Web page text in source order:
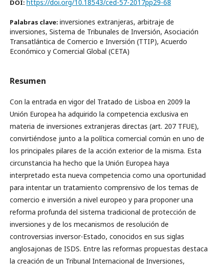
DOI: https://doi.org/10.18543/ced-57-2017pp29-68
Palabras clave: inversiones extranjeras, arbitraje de
inversiones, Sistema de Tribunales de Inversión, Asociación
Transatlántica de Comercio e Inversión (TTIP), Acuerdo
Económico y Comercial Global (CETA)
Resumen
Con la entrada en vigor del Tratado de Lisboa en 2009 la
Unión Europea ha adquirido la competencia exclusiva en
materia de inversiones extranjeras directas (art. 207 TFUE),
convirtiéndose junto a la política comercial común en uno de
los principales pilares de la acción exterior de la misma. Esta
circunstancia ha hecho que la Unión Europea haya
interpretado esta nueva competencia como una oportunidad
para intentar un tratamiento comprensivo de los temas de
comercio e inversión a nivel europeo y para proponer una
reforma profunda del sistema tradicional de protección de
inversiones y de los mecanismos de resolución de
controversias inversor-Estado, conocidos en sus siglas
anglosajonas de ISDS. Entre las reformas propuestas destaca
la creación de un Tribunal Internacional de Inversiones,